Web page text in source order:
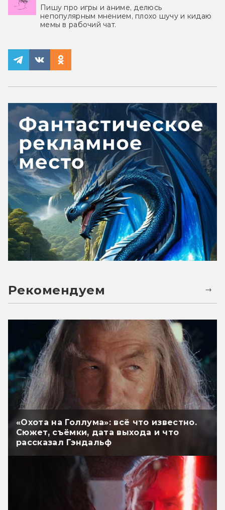
Пишу про игры и аниме, делюсь
непопулярным мнением, плохо шучу и кидаю
мемы в рабочий чат.
Рекомендуем
«Охота на Голлума»: всё что известно.
Сюжет, съёмки, дата выхода и что
рассказал Гэндальф